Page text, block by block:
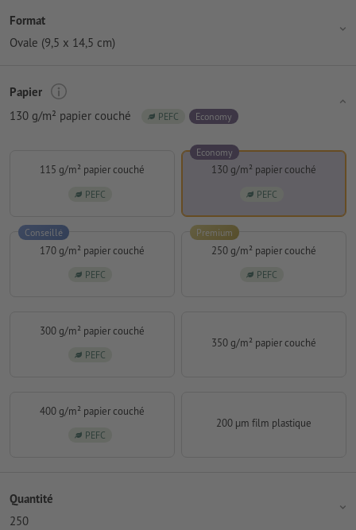
Format
Ovale (9,5 x 14,5 cm)
Papier
130 g/m² papier couché
PEFC Economy
115 g/m² papier couché
PEFC
130 g/m² papier couché
PEFC
Economy
170 g/m² papier couché
PEFC
Conseillé
250 g/m² papier couché
PEFC
Premium
300 g/m² papier couché
PEFC
350 g/m² papier couché
400 g/m² papier couché
PEFC
200 µm film plastique
Quantité
250